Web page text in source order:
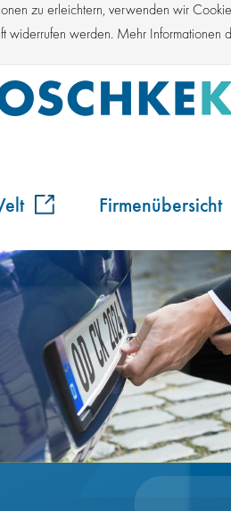
zu erleichtern, verwenden wir
werden. Mehr
Firmenübersicht